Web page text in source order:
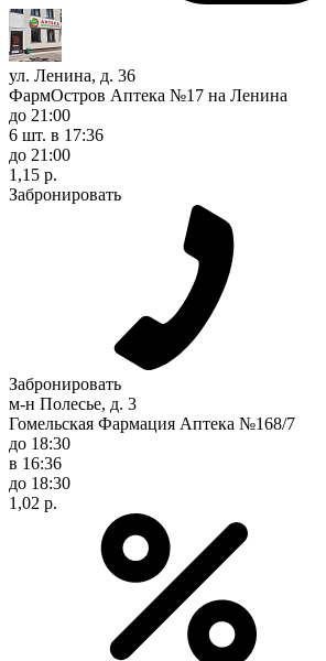
ул. Ленина, д. 36
ФармОстров Аптека №17 на Ленина
до 21:00
6 шт. в 17:36
до 21:00
1,15 р.
Забронировать
Забронировать
м-н Полесье, д. 3
Гомельская Фармация Аптека №168/7
до 18:30
в 16:36
до 18:30
1,02 р.